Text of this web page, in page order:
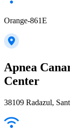
Orange-861E
Apnea
Center
38109 Radazul,